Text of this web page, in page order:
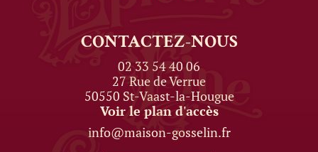
CONTACTEZ-NOUS
02 33 54 40 06
27 Rue de Verrue
50550 St-Vaast-la-Hougue
Voir le plan d'accès
info@maison-gosselin.fr